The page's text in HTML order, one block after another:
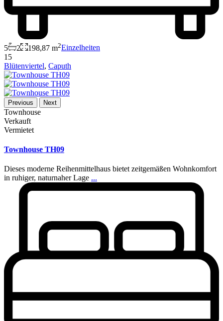
5 2 198,87 m2Einzelheiten
15
Blütenviertel, Caputh
Previous Next
Townhouse
Verkauft
Vermietet
Townhouse TH09
Dieses moderne Reihenmittelhaus bietet zeitgemäßen Wohnkomfort
in ruhiger, naturnaher Lage ...